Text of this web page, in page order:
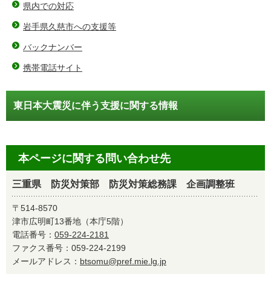
県内での対応
岩手県久慈市への支援等
バックナンバー
携帯電話サイト
東日本大震災に伴う支援に関する情報
本ページに関する問い合わせ先
三重県 防災対策部 防災対策総務課 企画調整班
〒514-8570
津市広明町13番地（本庁5階）
電話番号： 059-224-2181
ファクス番号：059-224-2199
メールアドレス： btsomu@pref.mie.lg.jp